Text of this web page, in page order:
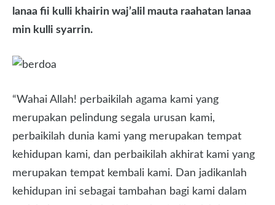
lanaa fii kulli khairin waj’alil mauta raahatan lanaa
min kulli syarrin.
“Wahai Allah! perbaikilah agama kami yang
merupakan pelindung segala urusan kami,
perbaikilah dunia kami yang merupakan tempat
kehidupan kami, dan perbaikilah akhirat kami yang
merupakan tempat kembali kami. Dan jadikanlah
kehidupan ini sebagai tambahan bagi kami dalam